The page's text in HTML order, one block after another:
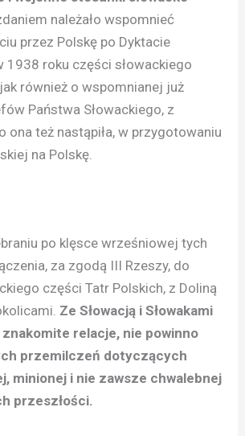
należało wspomnieć
przez Polskę po Dyktacie
1938 roku części słowackiego
również o wspomnianej już
Państwa Słowackiego, z
ona też nastąpiła, w przygotowaniu
na Polskę.
po klęsce wrześniowej tych
za zgodą III Rzeszy, do
części Tatr Polskich, z Doliną
Ze Słowacją i Słowakami
relacje, nie powinno
przemilczeń dotyczących
minionej i nie zawsze chwalebnej
przeszłości.